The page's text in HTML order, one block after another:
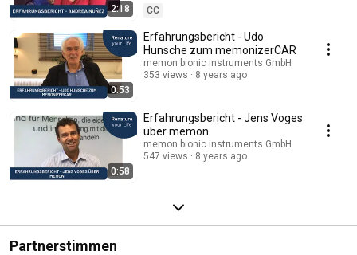
2:18
CC
0:53
Erfahrungsbericht - Udo
Hunsche zum memonizerCAR
memon bionic instruments GmbH
353 views
8 years ago
0:58
Erfahrungsbericht - Jens Voges
über memon
memon bionic instruments GmbH
547 views
8 years ago
Partnerstimmen